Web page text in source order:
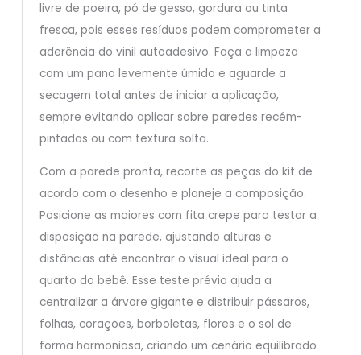
livre de poeira, pó de gesso, gordura ou tinta
fresca, pois esses resíduos podem comprometer a
aderência do vinil autoadesivo. Faça a limpeza
com um pano levemente úmido e aguarde a
secagem total antes de iniciar a aplicação,
sempre evitando aplicar sobre paredes recém-
pintadas ou com textura solta.
Com a parede pronta, recorte as peças do kit de
acordo com o desenho e planeje a composição.
Posicione as maiores com fita crepe para testar a
disposição na parede, ajustando alturas e
distâncias até encontrar o visual ideal para o
quarto do bebê. Esse teste prévio ajuda a
centralizar a árvore gigante e distribuir pássaros,
folhas, corações, borboletas, flores e o sol de
forma harmoniosa, criando um cenário equilibrado